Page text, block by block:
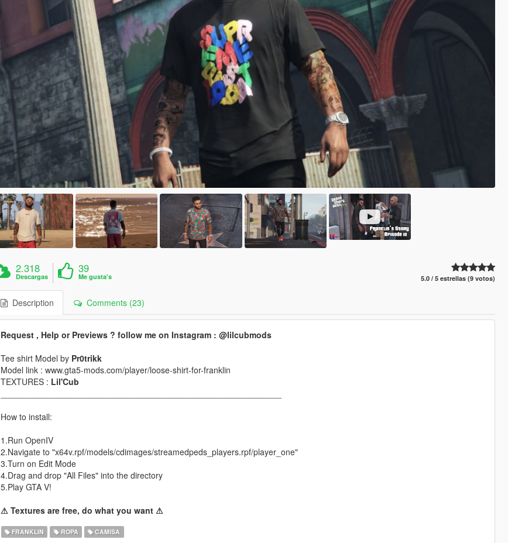
2.318
Descargas
39
Me gusta's 5.0 / 5 estrellas (9 votos)
Description Comments (23)
Request , Help or Previews ? follow me on Instagram : @lilcubmods
Tee shirt Model by Pr0trikk
Model link : www.gta5-mods.com/player/loose-shirt-for-franklin
TEXTURES : Lil'Cub
How to install:
1.Run OpenIV
2.Navigate to "x64v.rpf/models/cdimages/streamedpeds_players.rpf/player_one"
3.Turn on Edit Mode
4.Drag and drop "All Files" into the directory
5.Play GTA V!
⚠ Textures are free, do what you want ⚠
FRANKLIN ROPA CAMISA